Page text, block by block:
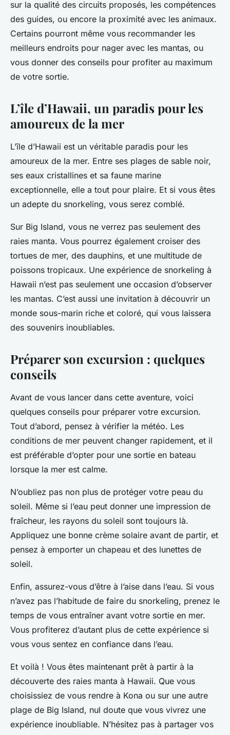
sur la qualité des circuits proposés, les compétences
des guides, ou encore la proximité avec les animaux.
Certains pourront même vous recommander les
meilleurs endroits pour nager avec les mantas, ou
vous donner des conseils pour profiter au maximum
de votre sortie.
L’île d’Hawaii, un paradis pour les
amoureux de la mer
L’île d’Hawaii est un véritable paradis pour les
amoureux de la mer. Entre ses plages de sable noir,
ses eaux cristallines et sa faune marine
exceptionnelle, elle a tout pour plaire. Et si vous êtes
un adepte du snorkeling, vous serez comblé.
Sur Big Island, vous ne verrez pas seulement des
raies manta. Vous pourrez également croiser des
tortues de mer, des dauphins, et une multitude de
poissons tropicaux. Une expérience de snorkeling à
Hawaii n’est pas seulement une occasion d’observer
les mantas. C’est aussi une invitation à découvrir un
monde sous-marin riche et coloré, qui vous laissera
des souvenirs inoubliables.
Préparer son excursion : quelques
conseils
Avant de vous lancer dans cette aventure, voici
quelques conseils pour préparer votre excursion.
Tout d’abord, pensez à vérifier la météo. Les
conditions de mer peuvent changer rapidement, et il
est préférable d’opter pour une sortie en bateau
lorsque la mer est calme.
N’oubliez pas non plus de protéger votre peau du
soleil. Même si l’eau peut donner une impression de
fraîcheur, les rayons du soleil sont toujours là.
Appliquez une bonne crème solaire avant de partir, et
pensez à emporter un chapeau et des lunettes de
soleil.
Enfin, assurez-vous d’être à l’aise dans l’eau. Si vous
n’avez pas l’habitude de faire du snorkeling, prenez le
temps de vous entraîner avant votre sortie en mer.
Vous profiterez d’autant plus de cette expérience si
vous vous sentez en confiance dans l’eau.
Et voilà ! Vous êtes maintenant prêt à partir à la
découverte des raies manta à Hawaii. Que vous
choisissiez de vous rendre à Kona ou sur une autre
plage de Big Island, nul doute que vous vivrez une
expérience inoubliable. N’hésitez pas à partager vos